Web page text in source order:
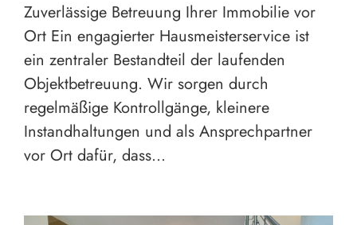
Zuverlässige Betreuung Ihrer Immobilie vor
Ort Ein engagierter Hausmeisterservice ist
ein zentraler Bestandteil der laufenden
Objektbetreuung. Wir sorgen durch
regelmäßige Kontrollgänge, kleinere
Instandhaltungen und als Ansprechpartner
vor Ort dafür, dass…